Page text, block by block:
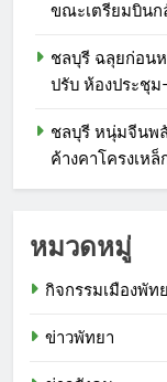
ขณะเตรียมบินก
ชลบุรี ฉลุยก่อน
ปรับ ห้องประชุม
ชลบุรี หนุ่มจีนพ
ค้างคาโครงเห
หมวดหมู่
กิจกรรมเมืองพัท
ข่าวพัทยา